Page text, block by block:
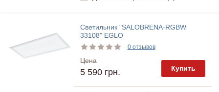
Светильник "SALOBRENA-RGBW
33108" EGLO
0 отзывов
Цена
5 590 грн. Купить